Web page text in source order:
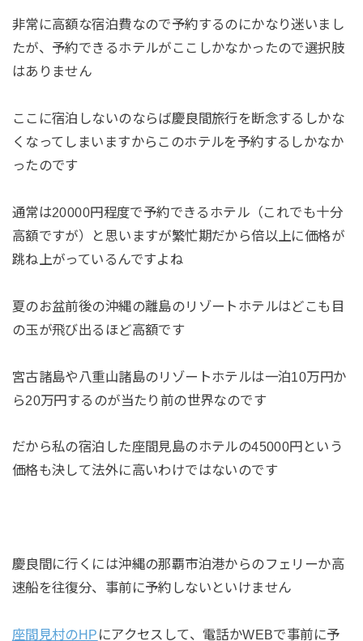
非常に高額な宿泊費なので予約するのにかなり迷いまし
たが、予約できるホテルがここしかなかったので選択肢
はありません
ここに宿泊しないのならば慶良間旅行を断念するしかな
くなってしまいますからこのホテルを予約するしかなか
ったのです
通常は20000円程度で予約できるホテル（これでも十分
高額ですが）と思いますが繁忙期だから倍以上に価格が
跳ね上がっているんですよね
夏のお盆前後の沖縄の離島のリゾートホテルはどこも目
の玉が飛び出るほど高額です
宮古諸島や八重山諸島のリゾートホテルは一泊10万円か
ら20万円するのが当たり前の世界なのです
だから私の宿泊した座間見島のホテルの45000円という
価格も決して法外に高いわけではないのです
慶良間に行くには沖縄の那覇市泊港からのフェリーか高
速船を往復分、事前に予約しないといけません
座間見村のHP にアクセスして、電話かWEBで事前に予